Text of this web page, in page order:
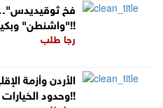
"واشنطن" وبكين!!
رجا طلب
الأردن وأزمة
وحدود الخيارات!!